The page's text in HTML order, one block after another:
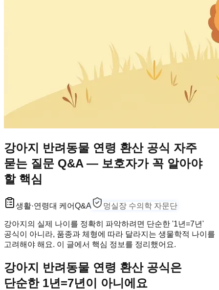
강아지 반려동물 연령 환산 공식 자주
묻는 질문 Q&A — 보호자가 꼭 알아야
할 핵심
생활·연령대 케어Q&A 멍실장 수의학 자문단
강아지의 실제 나이를 정확히 파악하려면 단순한 '1년=7년'
공식이 아니라, 품종과 체형에 따라 달라지는 생물학적 나이를
고려해야 해요. 이 글에서 핵심 정보를 정리했어요.
강아지 반려동물 연령 환산 공식은
단순한 1년=7년이 아니에요